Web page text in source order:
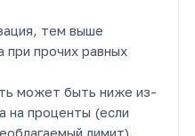
тем выше
при прочих равных
может быть ниже из-
на проценты (если
лимит).